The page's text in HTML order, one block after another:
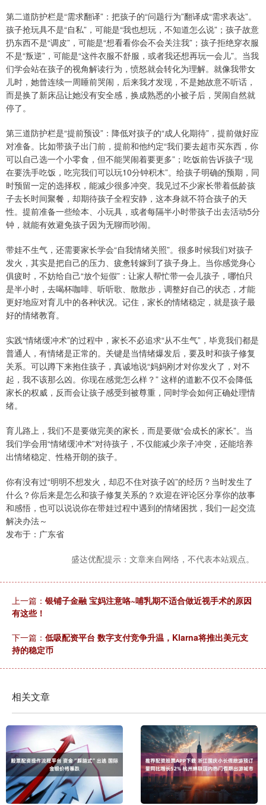
第二道防护栏是“需求翻译”：把孩子的“问题行为”翻译成“需求表达”。
孩子抢玩具不是“自私”，可能是“我也想玩，不知道怎么说”；孩子故意
扔东西不是“调皮”，可能是“想看看你会不会关注我”；孩子拒绝穿衣服
不是“叛逆”，可能是“这件衣服不舒服，或者我还想再玩一会儿”。当我
们学会站在孩子的视角解读行为，愤怒就会转化为理解。就像我带女
儿时，她曾连续一周睡前哭闹，后来我才发现，不是她故意不听话，
而是换了新床品让她没有安全感，换成熟悉的小被子后，哭闹自然就
停了。
第三道防护栏是“提前预设”：降低对孩子的“成人化期待”，提前做好应
对准备。比如带孩子出门前，提前和他约定“我们要去超市买东西，你
可以自己选一个小零食，但不能哭闹着要更多”；吃饭前告诉孩子“现
在要洗手吃饭，吃完我们可以玩10分钟积木”。给孩子明确的预期，同
时预留一定的选择权，能减少很多冲突。我见过不少家长带着低龄孩
子去长时间聚餐，却期待孩子全程安静，这本身就不符合孩子的天
性。提前准备一些绘本、小玩具，或者每隔半小时带孩子出去活动5分
钟，就能有效避免孩子因为无聊而吵闹。
带娃不生气，还需要家长学会“自我情绪关照”。很多时候我们对孩子
发火，其实是把自己的压力、疲惫转嫁到了孩子身上。当你感觉身心
俱疲时，不妨给自己“放个短假”：让家人帮忙带一会儿孩子，哪怕只
是半小时，去喝杯咖啡、听听歌、散散步，调整好自己的状态，才能
更好地应对育儿中的各种状况。记住，家长的情绪稳定，就是孩子最
好的情绪教育。
实践“情绪缓冲术”的过程中，家长不必追求“从不生气”，毕竟我们都是
普通人，有情绪是正常的。关键是当情绪爆发后，要及时和孩子修复
关系。可以蹲下来抱住孩子，真诚地说“妈妈刚才对你发火了，对不
起，我不该那么凶。你现在感觉怎么样？” 这样的道歉不仅不会降低
家长的权威，反而会让孩子感受到被尊重，同时学会如何正确处理情
绪。
育儿路上，我们不是要做完美的家长，而是要做“会成长的家长”。当
我们学会用“情绪缓冲术”对待孩子，不仅能减少亲子冲突，还能培养
出情绪稳定、性格开朗的孩子。
你有没有过“明明不想发火，却忍不住对孩子凶”的经历？当时发生了
什么？你后来是怎么和孩子修复关系的？欢迎在评论区分享你的故事
和感悟，也可以说说你在带娃过程中遇到的情绪困扰，我们一起交流
解决办法～
发布于：广东省
盛达优配提示：文章来自网络，不代表本站观点。
上一篇： 银铺子金融 宝妈注意咯~哺乳期不适合做近视手术的原因
有这些！
下一篇： 低吸配资平台 数字支付竞争升温，Klarna将推出美元支
持的稳定币
相关文章